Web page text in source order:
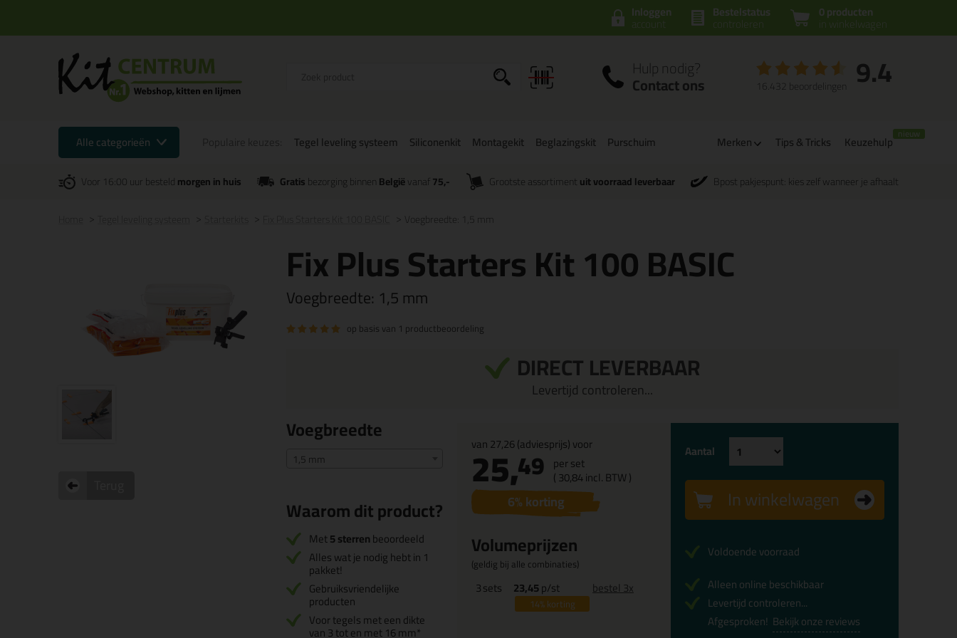
0 producten
in winkelwagen
Bestelstatus
controleren
Inloggen
account
Hulp nodig?
Contact ons 9.4
16.432 beoordelingen
Alle categorieën Tegel leveling systeem Siliconenkit Montagekit Beglazingskit Purschuim Merken Tips & Tricks Keuzehulp
Voor 16:00 uur besteldmorgen in huis Gratisbezorging binnenBelgiëvanaf 75,- Grootste assortiment uit voorraad leverbaar Bpost pakjespunt: kies zelf wanneer je afhaalt
Voegbreedte: 1,5 mm
Fix Plus Starters Kit 100 BASIC
Voegbreedte: 1,5 mm
op basis van 1 productbeoordeling
DIRECT LEVERBAAR
Levertijd controleren...
Voegbreedte
1,5 mm
Waarom dit product?
Met5 sterrenbeoordeeld
Alles wat je nodig hebt in 1
pakket!
Gebruiksvriendelijke
producten
Voor tegels met een dikte
van 3 tot en met 16 mm*
van27,26(adviesprijs) voor
25,49 per set
(30,84incl. BTW )
6% korting
Volumeprijzen
(geldig bij alle combinaties)
3sets 23,45p/st
14%korting
bestel 3x
Aantal
In winkelwagen
Voldoende voorraad
Alleen online beschikbaar
Levertijd controleren...
Afgesproken! Bekijk onze reviews